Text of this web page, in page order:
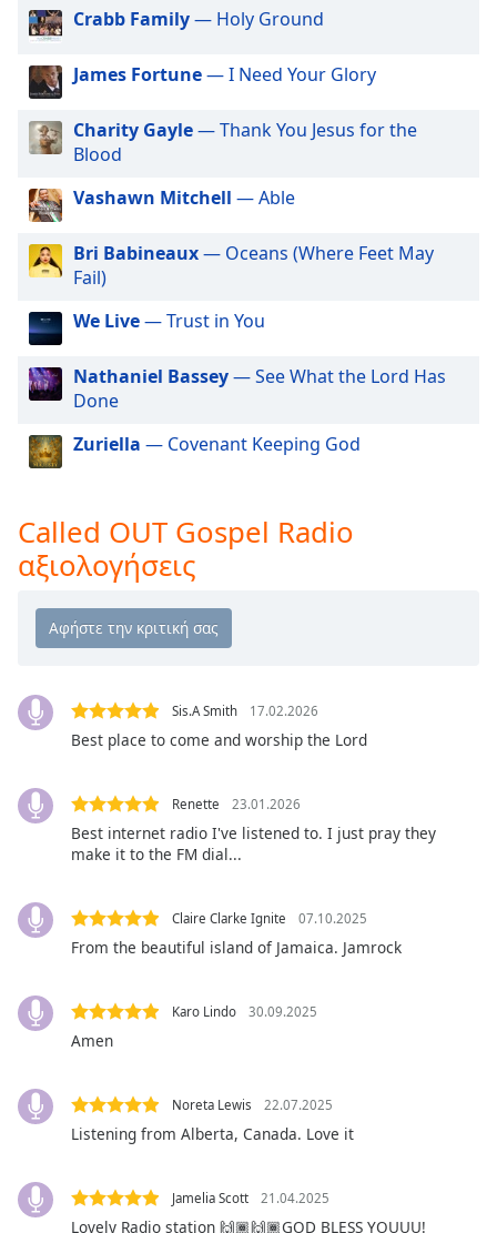
Picture-
in-
Picture
Fullscreen
This
window.
Beginning
window.
Escape
cancel
close
Text
Color
Opacity
Text
Background
Color
Opacity
Background
Color
Opacity
Size
Edge
Style
Crabb Family— Holy Ground
James Fortune— I Need Your Glory
Charity Gayle— Thank You Jesus for the
Blood
Vashawn Mitchell — Able
Bri Babineaux— Oceans (Where Feet May
Fail)
We Live— Trust in You
Nathaniel Bassey— See What the Lord Has
Done
Zuriella — Covenant Keeping God
Called OUT Gospel Radio
αξιολογήσεις
Sis.A Smith 17.02.2026
Best place to come and worship the Lord
Renette 23.01.2026
Best internet radio I've listened to. I just pray they
make it to the FM dial...
Claire Clarke Ignite 07.10.2025
From the beautiful island of Jamaica. Jamrock
Karo Lindo 30.09.2025
Amen
Noreta Lewis 22.07.2025
Listening from Alberta, Canada. Love it
Jamelia Scott 21.04.2025
Lovely Radio station 🙌🏾🙌🏾GOD BLESS YOUUU!